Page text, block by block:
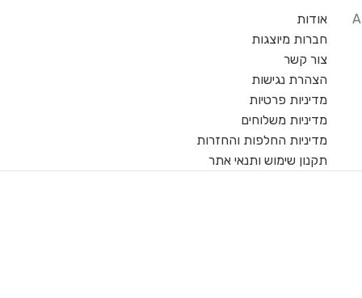
אודות
חברות מיוצגות
צור קשר
הצהרת נגישות
מדיניות פרטיות
מדיניות משלוחים
מדיניות החלפות והחזרות
תקנון שימוש ותנאי אתר